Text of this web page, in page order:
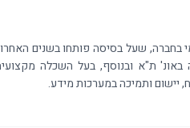
בחברה, שעל בסיסה פותחו בשנים
באונ' ת"א ובנוסף, בעל השכלה
יישום ותמיכה במערכות מידע.